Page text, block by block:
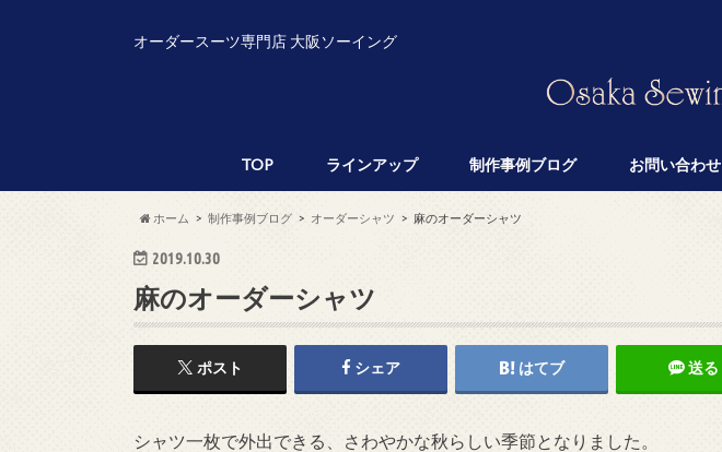
オーダースーツ専門店 大阪ソーイング
TOP ラインアップ 制作事例ブログ お問い合わせ
ホーム 制作事例ブログ オーダーシャツ 麻のオーダーシャツ
2019.10.30
麻のオーダーシャツ
ポスト シェア はてブ 送る
シャツ一枚で外出できる、さわやかな秋らしい季節となりました。